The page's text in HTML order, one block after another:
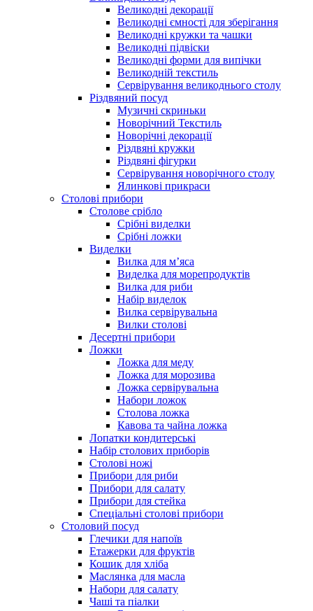
Великодні декорації
Великодні ємності для зберігання
Великодні кружки та чашки
Великодні підвіски
Великодні форми для випічки
Великодній текстиль
Сервірування великоднього столу
Різдвяний посуд
Музичні скриньки
Новорічний Текстиль
Новорічні декорації
Різдвяні кружки
Різдвяні фігурки
Сервірування новорічного столу
Ялинкові прикраси
Столові прибори
Столове срібло
Срібні виделки
Срібні ложки
Виделки
Вилка для м’яса
Виделка для морепродуктів
Вилка для риби
Набір виделок
Вилка сервірувальна
Вилки столові
Десертні прибори
Ложки
Ложка для меду
Ложка для морозива
Ложка сервірувальна
Набори ложок
Столова ложка
Кавова та чайна ложка
Лопатки кондитерські
Набір столових приборів
Столові ножі
Прибори для риби
Прибори для салату
Прибори для стейка
Спеціальні столові прибори
Столовий посуд
Глечики для напоїв
Етажерки для фруктів
Кошик для хліба
Маслянка для масла
Набори для салату
Чаші та піалки